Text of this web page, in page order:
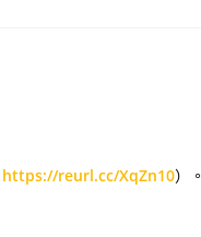
https://reurl.cc/XqZn10）。